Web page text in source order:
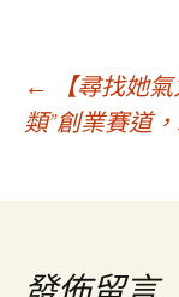
文
導
←
【尋找她
類”創業賽道